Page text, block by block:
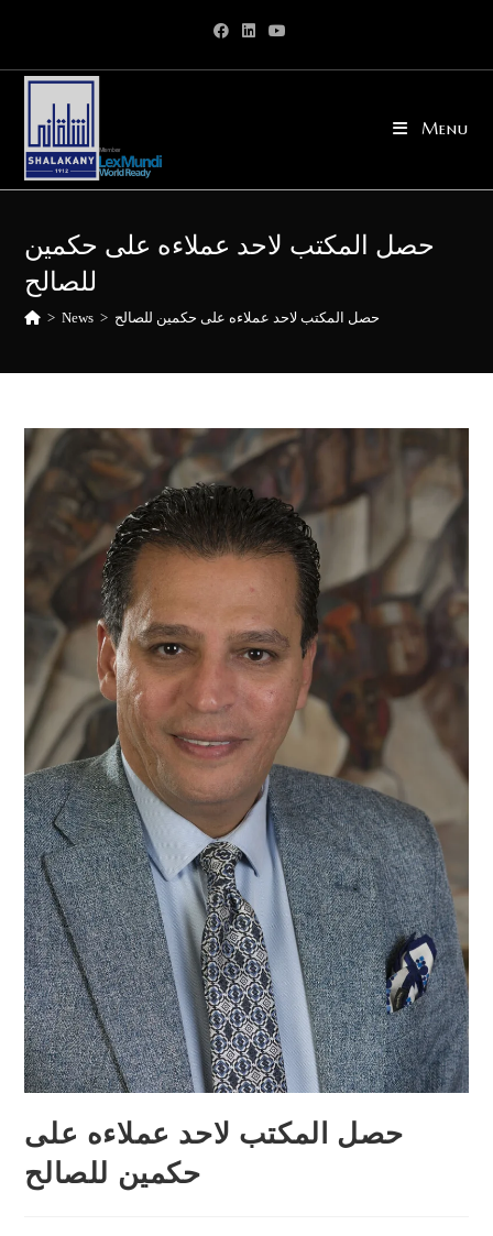
content
Menu
حصل المكتب لاحد عملاءه على حكمين
للصالح
> News > حصل المكتب لاحد عملاءه على حكمين للصالح
حصل المكتب لاحد عملاءه على
حكمين للصالح